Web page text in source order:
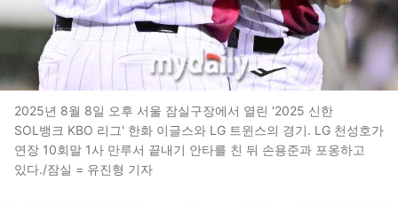
2025년 8월 8일 오후 서울 잠실구장에서 열린 '2025 신한
SOL뱅크 KBO 리그' 한화 이글스와 LG 트윈스의 경기. LG 천성호가
연장 10회말 1사 만루서 끝내기 안타를 친 뒤 손용준과 포옹하고
있다./잠실 = 유진형 기자